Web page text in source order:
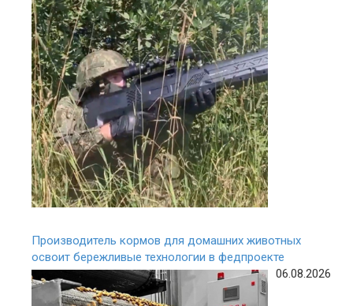
Производитель кормов для домашних животных
освоит бережливые технологии в федпроекте
06.08.2026